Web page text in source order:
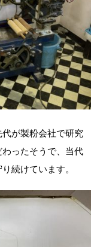
が製粉会社で研究
ったそうで、当代
続けています。